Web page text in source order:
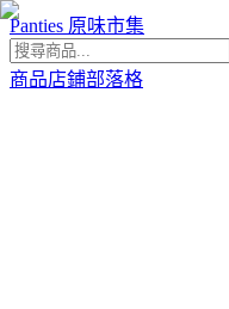
Panties 原味市集
商品店鋪部落格